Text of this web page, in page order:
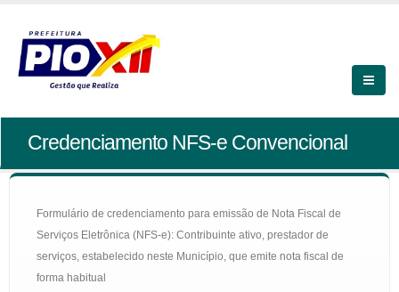
Credenciamento NFS-e Convencional
Formulário de credenciamento para emissão de Nota Fiscal de
Serviços Eletrônica (NFS-e): Contribuinte ativo, prestador de
serviços, estabelecido neste Município, que emite nota fiscal de
forma habitual